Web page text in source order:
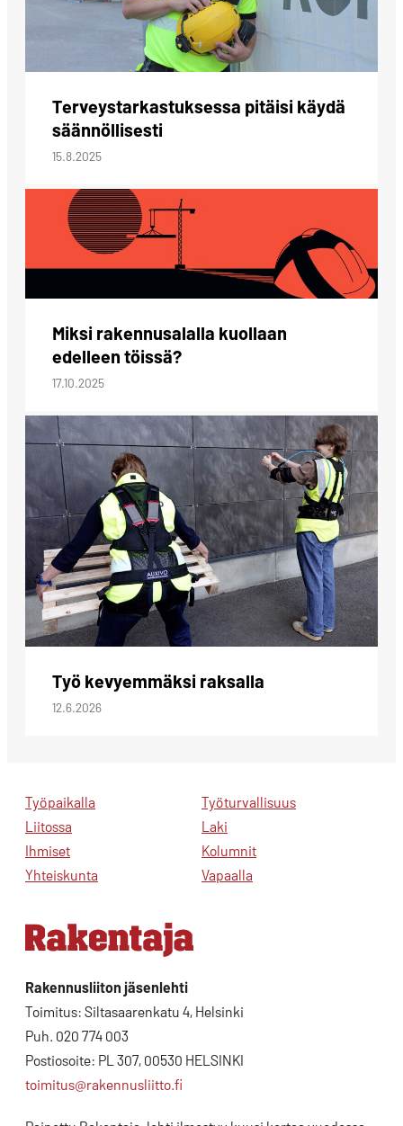
Terveystarkastuksessa pitäisi käydä
säännöllisesti
15.8.2025
Miksi rakennusalalla kuollaan
edelleen töissä?
17.10.2025
Työ kevyemmäksi raksalla
12.6.2026
Työpaikalla
Liitossa
Ihmiset
Yhteiskunta
Työturvallisuus
Laki
Kolumnit
Vapaalla
Rakennusliiton jäsenlehti
Toimitus: Siltasaarenkatu 4, Helsinki
Puh. 020 774 003
Postiosoite: PL 307, 00530 HELSINKI
toimitus@rakennusliitto.fi